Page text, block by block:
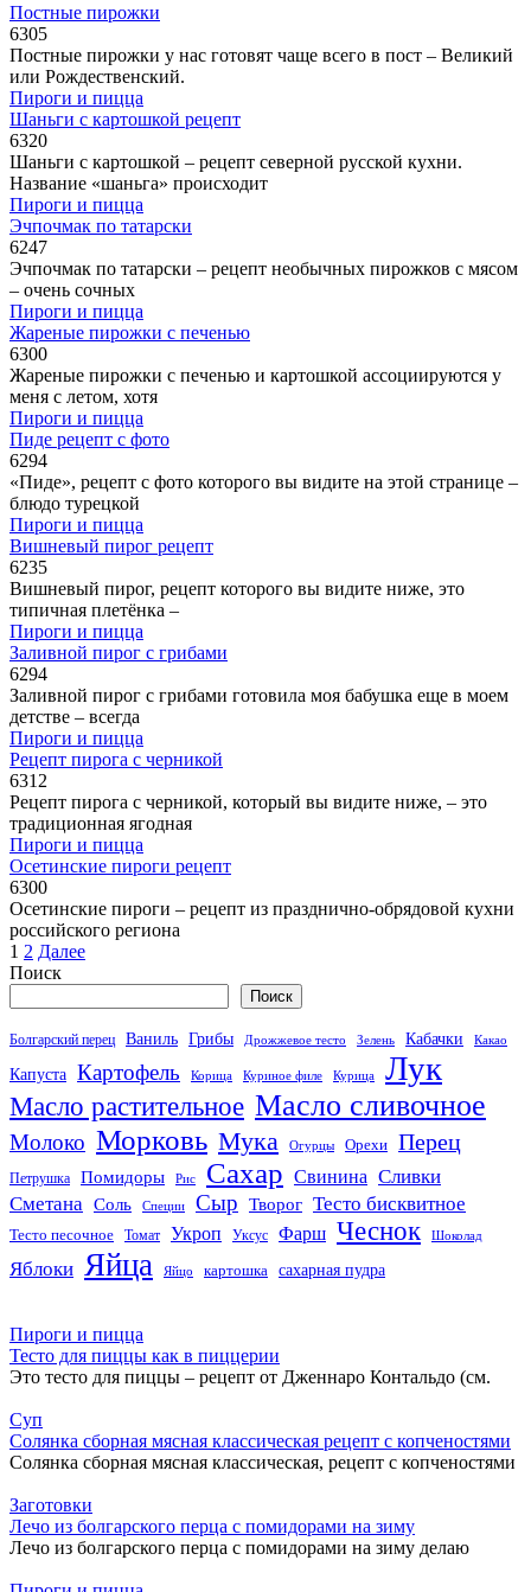
Постные пирожки
6305
Постные пирожки у нас готовят чаще всего в пост – Великий
или Рождественский.
Пироги и пицца
Шаньги с картошкой рецепт
6320
Шаньги с картошкой – рецепт северной русской кухни.
Название «шаньга» происходит
Пироги и пицца
Эчпочмак по татарски
6247
Эчпочмак по татарски – рецепт необычных пирожков с мясом
– очень сочных
Пироги и пицца
Жареные пирожки с печенью
6300
Жареные пирожки с печенью и картошкой ассоциируются у
меня с летом, хотя
Пироги и пицца
Пиде рецепт с фото
6294
«Пиде», рецепт с фото которого вы видите на этой странице –
блюдо турецкой
Пироги и пицца
Вишневый пирог рецепт
6235
Вишневый пирог, рецепт которого вы видите ниже, это
типичная плетёнка –
Пироги и пицца
Заливной пирог с грибами
6294
Заливной пирог с грибами готовила моя бабушка еще в моем
детстве – всегда
Пироги и пицца
Рецепт пирога с черникой
6312
Рецепт пирога с черникой, который вы видите ниже, – это
традиционная ягодная
Пироги и пицца
Осетинские пироги рецепт
6300
Осетинские пироги – рецепт из празднично-обрядовой кухни
российского региона
Пагинация
записей
1 2 Далее
Поиск
Поиск
Болгарский перец Ваниль Грибы Дрожжевое тесто Зелень Кабачки Какао
Капуста Картофель Корица Куриное филе Курица Лук
Масло растительное Масло сливочное
Молоко Морковь Мука Огурцы Орехи Перец
Петрушка Помидоры Рис Сахар Свинина Сливки
Сметана Соль Специи Сыр Творог Тесто бисквитное
Тесто песочное Томат Укроп Уксус Фарш Чеснок Шоколад
Яблоки Яйца Яйцо картошка сахарная пудра
Пироги и пицца
Тесто для пиццы как в пиццерии
Это тесто для пиццы – рецепт от Дженнаро Контальдо (см.
Суп
Солянка сборная мясная классическая рецепт с копченостями
Солянка сборная мясная классическая, рецепт с копченостями
Заготовки
Лечо из болгарского перца с помидорами на зиму
Лечо из болгарского перца с помидорами на зиму делаю